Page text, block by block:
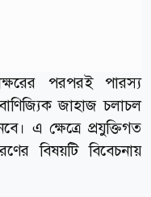
পরপরই পারস্য
জাহাজ চলাচল
এ ক্ষেত্রে প্রযুক্তিগত
বিষয়টি বিবেচনায়